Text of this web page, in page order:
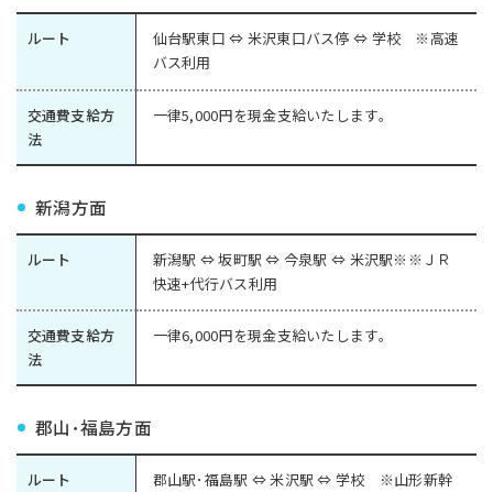
ルート
仙台駅東口 ⇔ 米沢東口バス停 ⇔ 学校 ※高速
バス利用
交通費支給方
法
一律5,000円を現金支給いたします。
新潟方面
ルート
新潟駅 ⇔ 坂町駅 ⇔ 今泉駅 ⇔ 米沢駅※※ＪＲ
快速+代行バス利用
交通費支給方
法
一律6,000円を現金支給いたします。
郡山･福島方面
ルート
郡山駅･福島駅 ⇔ 米沢駅 ⇔ 学校 ※山形新幹